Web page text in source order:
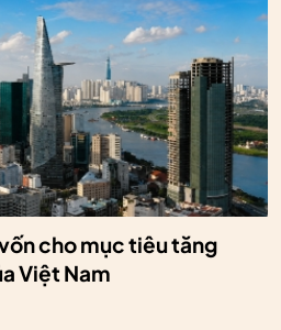
cho mục tiêu tăng
Việt Nam